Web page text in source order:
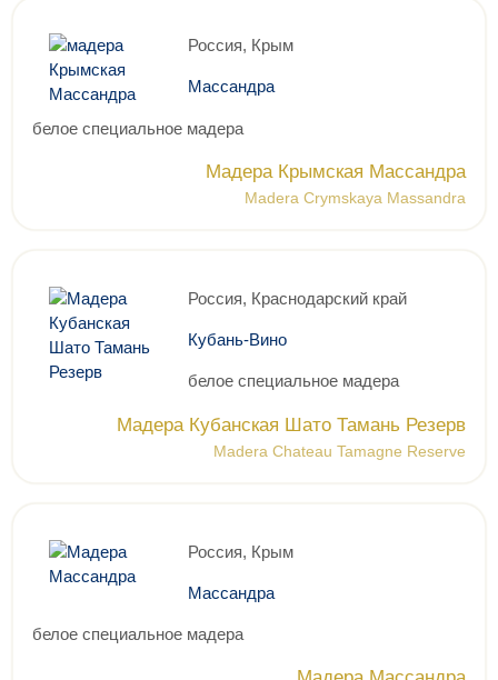
Россия, Крым
Массандра
белое специальное мадера
Мадера Крымская Массандра
Madera Crymskaya Massandra
Россия, Краснодарский край
Кубань-Вино
белое специальное мадера
Мадера Кубанская Шато Тамань Резерв
Madera Chateau Tamagne Reserve
Россия, Крым
Массандра
белое специальное мадера